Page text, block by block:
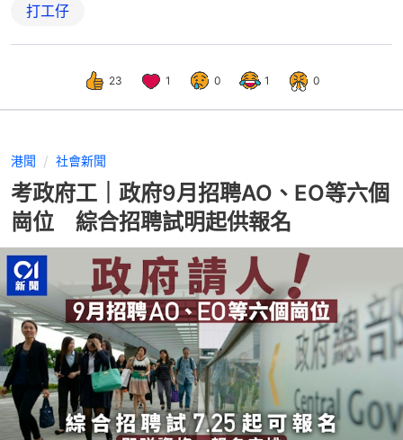
打工仔
23 1 0 1 0
港聞 社會新聞
考政府工｜政府9月招聘AO、EO等六個
崗位 綜合招聘試明起供報名